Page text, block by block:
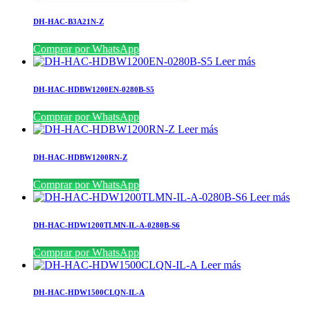
DH-HAC-B3A21N-Z
Comprar por WhatsApp
Leer más
DH-HAC-HDBW1200EN-0280B-S5
Comprar por WhatsApp
Leer más
DH-HAC-HDBW1200RN-Z
Comprar por WhatsApp
Leer más
DH-HAC-HDW1200TLMN-IL-A-0280B-S6
Comprar por WhatsApp
Leer más
DH-HAC-HDW1500CLQN-IL-A